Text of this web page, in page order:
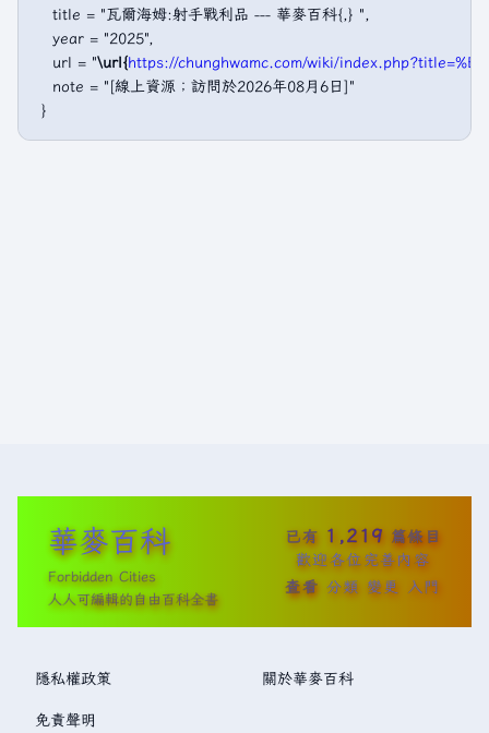
   title = "瓦爾海姆:射手戰利品 --- 華麥百科{,} ",
   year = "2025",
   url = "
\url{https://chunghwamc.com/wiki/
   note = "[線上資源；訪問於2026年08月6日]"
華麥百科
Forbidden Cities
人人可編輯的自由百科全書
已有 1,219 篇條目
歡迎各位完善內容
查看 分類 變更 入門
隱私權政策 關於華麥百科
免責聲明